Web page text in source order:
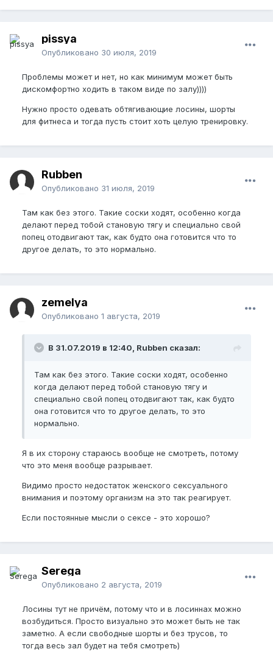
pissya
Опубликовано 30 июля, 2019
Проблемы может и нет, но как минимум может быть
дискомфортно ходить в таком виде по залу))))
Нужно просто одевать обтягивающие лосины, шорты
для фитнеса и тогда пусть стоит хоть целую тренировку.
Rubben
Опубликовано 31 июля, 2019
Там как без этого. Такие соски ходят, особенно когда
делают перед тобой становую тягу и специально свой
попец отодвигают так, как будто она готовится что то
другое делать, то это нормально.
zemelya
Опубликовано 1 августа, 2019
В 31.07.2019 в 12:40, Rubben сказал:
Там как без этого. Такие соски ходят, особенно
когда делают перед тобой становую тягу и
специально свой попец отодвигают так, как будто
она готовится что то другое делать, то это
нормально.
Я в их сторону стараюсь вообще не смотреть, потому
что это меня вообще разрывает.
Видимо просто недостаток женского сексуального
внимания и поэтому организм на это так реагирует.
Если постоянные мысли о сексе - это хорошо?
Serega
Опубликовано 2 августа, 2019
Лосины тут не причём, потому что и в лосиннах можно
возбудиться. Просто визуально это может быть не так
заметно. А если свободные шорты и без трусов, то
тогда весь зал будет на тебя смотреть)